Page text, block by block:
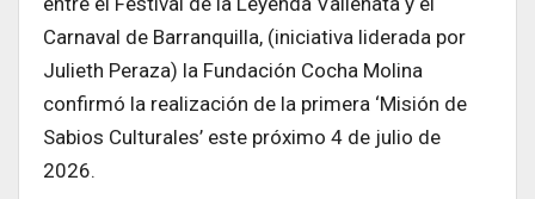
Carnaval de Barranquilla, (iniciativa liderada por
Julieth Peraza) la Fundación Cocha Molina
confirmó la realización de la primera ‘Misión de
Sabios Culturales’ este próximo 4 de julio de
2026.